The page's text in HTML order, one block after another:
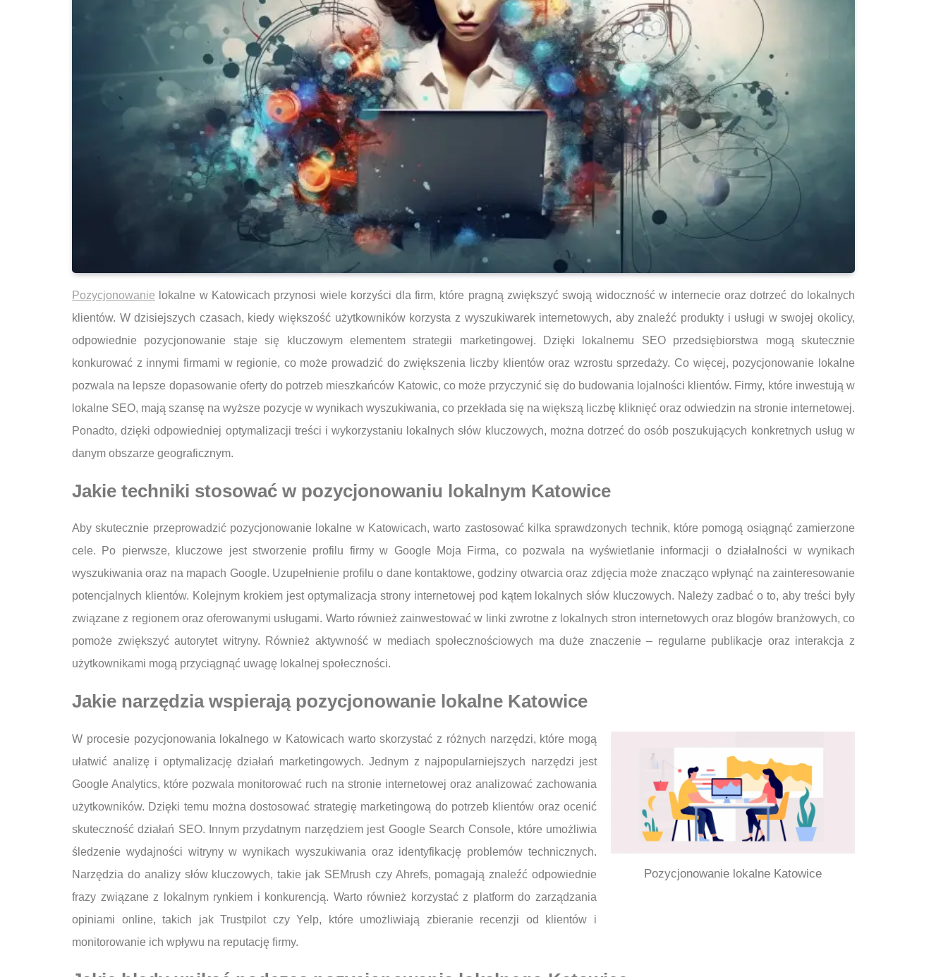
Pozycjonowanie lokalne w Katowicach przynosi wiele korzyści dla firm, które pragną zwiększyć swoją widoczność w internecie oraz dotrzeć do lokalnych
klientów. W dzisiejszych czasach, kiedy większość użytkowników korzysta z wyszukiwarek internetowych, aby znaleźć produkty i usługi w swojej okolicy,
odpowiednie pozycjonowanie staje się kluczowym elementem strategii marketingowej. Dzięki lokalnemu SEO przedsiębiorstwa mogą skutecznie
konkurować z innymi firmami w regionie, co może prowadzić do zwiększenia liczby klientów oraz wzrostu sprzedaży. Co więcej, pozycjonowanie lokalne
pozwala na lepsze dopasowanie oferty do potrzeb mieszkańców Katowic, co może przyczynić się do budowania lojalności klientów. Firmy, które inwestują w
lokalne SEO, mają szansę na wyższe pozycje w wynikach wyszukiwania, co przekłada się na większą liczbę kliknięć oraz odwiedzin na stronie internetowej.
Ponadto, dzięki odpowiedniej optymalizacji treści i wykorzystaniu lokalnych słów kluczowych, można dotrzeć do osób poszukujących konkretnych usług w
danym obszarze geograficznym.
Jakie techniki stosować w pozycjonowaniu lokalnym Katowice
Aby skutecznie przeprowadzić pozycjonowanie lokalne w Katowicach, warto zastosować kilka sprawdzonych technik, które pomogą osiągnąć zamierzone
cele. Po pierwsze, kluczowe jest stworzenie profilu firmy w Google Moja Firma, co pozwala na wyświetlanie informacji o działalności w wynikach
wyszukiwania oraz na mapach Google. Uzupełnienie profilu o dane kontaktowe, godziny otwarcia oraz zdjęcia może znacząco wpłynąć na zainteresowanie
potencjalnych klientów. Kolejnym krokiem jest optymalizacja strony internetowej pod kątem lokalnych słów kluczowych. Należy zadbać o to, aby treści były
związane z regionem oraz oferowanymi usługami. Warto również zainwestować w linki zwrotne z lokalnych stron internetowych oraz blogów branżowych, co
pomoże zwiększyć autorytet witryny. Również aktywność w mediach społecznościowych ma duże znaczenie – regularne publikacje oraz interakcja z
użytkownikami mogą przyciągnąć uwagę lokalnej społeczności.
Jakie narzędzia wspierają pozycjonowanie lokalne Katowice
Pozycjonowanie lokalne Katowice
W procesie pozycjonowania lokalnego w Katowicach warto skorzystać z różnych narzędzi, które mogą
ułatwić analizę i optymalizację działań marketingowych. Jednym z najpopularniejszych narzędzi jest
Google Analytics, które pozwala monitorować ruch na stronie internetowej oraz analizować zachowania
użytkowników. Dzięki temu można dostosować strategię marketingową do potrzeb klientów oraz ocenić
skuteczność działań SEO. Innym przydatnym narzędziem jest Google Search Console, które umożliwia
śledzenie wydajności witryny w wynikach wyszukiwania oraz identyfikację problemów technicznych.
Narzędzia do analizy słów kluczowych, takie jak SEMrush czy Ahrefs, pomagają znaleźć odpowiednie
frazy związane z lokalnym rynkiem i konkurencją. Warto również korzystać z platform do zarządzania
opiniami online, takich jak Trustpilot czy Yelp, które umożliwiają zbieranie recenzji od klientów i
monitorowanie ich wpływu na reputację firmy.